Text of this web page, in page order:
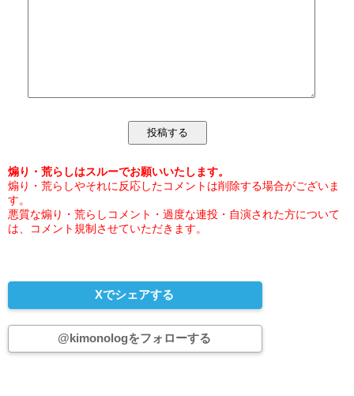
煽り・荒らしはスルーでお願いいたします。
煽り・荒らしやそれに反応したコメントは削除する場合がございま
す。
悪質な煽り・荒らしコメント・過度な連投・自演された方について
は、コメント規制させていただきます。
Xでシェアする
@kimonologをフォローする